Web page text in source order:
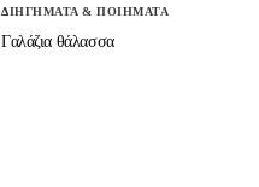
ΔΙΗΓΗΜΑΤΑ & ΠΟΙΗΜΑΤΑ
Γαλάζια θάλασσα